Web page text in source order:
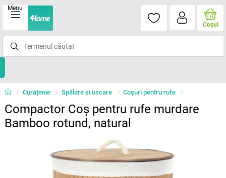
Menu
Coşul
Curățenie Spălare şi uscare Coşuri pentru rufe
Compactor Coș pentru rufe murdare
Bamboo rotund, natural